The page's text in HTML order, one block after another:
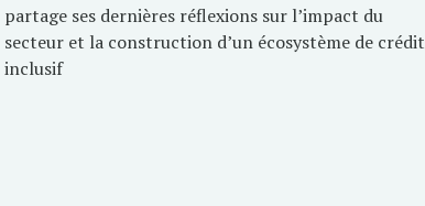
partage ses dernières réflexions sur l’impact du
secteur et la construction d’un écosystème de crédit
inclusif